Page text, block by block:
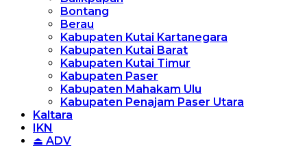
Bontang
Berau
Kabupaten Kutai Kartanegara
Kabupaten Kutai Barat
Kabupaten Kutai Timur
Kabupaten Paser
Kabupaten Mahakam Ulu
Kabupaten Penajam Paser Utara
Kaltara
IKN
⏏ ADV